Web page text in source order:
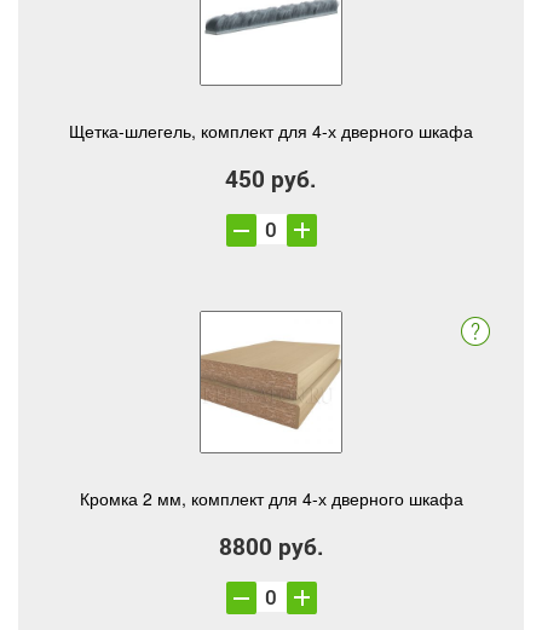
Щетка-шлегель, комплект для 4-х дверного шкафа
450 руб.
Кромка 2 мм, комплект для 4-х дверного шкафа
8800 руб.